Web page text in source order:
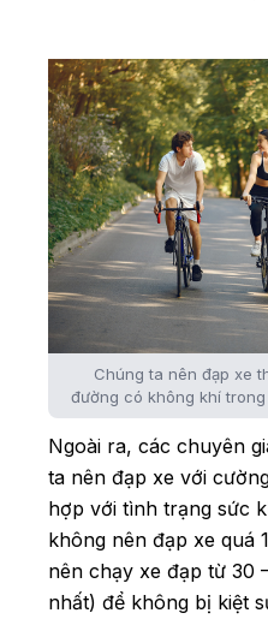
Chúng ta nên đạp xe
đường có không khí
Ngoài ra, các chuyên
ta nên đạp xe với
hợp với tình trạng sức
không nên đạp xe quá
nên chạy xe đạp từ 30
nhất) để không bị kiệt